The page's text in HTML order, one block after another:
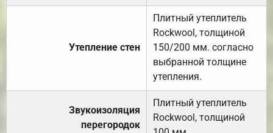
Утепление стен
Плитный утеплитель
Rockwool, толщиной
150/200 мм. согласно
выбранной толщине
утепления.
Звукоизоляция
перегородок
Плитный утеплитель
Rockwool, толщиной